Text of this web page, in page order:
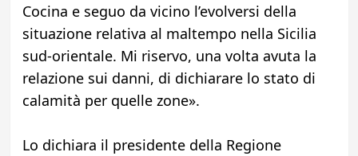
Cocina e seguo da vicino l’evolversi della
situazione relativa al maltempo nella Sicilia
sud-orientale. Mi riservo, una volta avuta la
relazione sui danni, di dichiarare lo stato di
calamità per quelle zone».
Lo dichiara il presidente della Regione